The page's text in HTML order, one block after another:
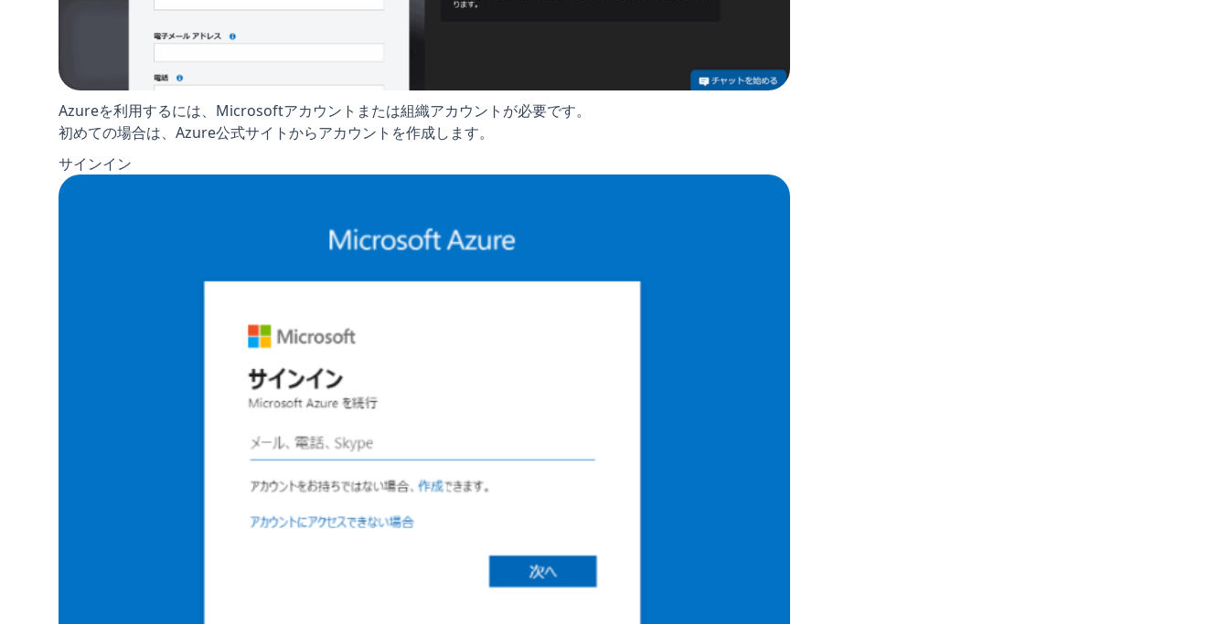
Azureを利用するには、Microsoftアカウントまたは組織アカウントが必要です。
初めての場合は、Azure公式サイトからアカウントを作成します。
サインイン